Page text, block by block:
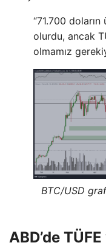
“71.700
olurdu, ancak
olmamız
BTC/USD
ABD’de